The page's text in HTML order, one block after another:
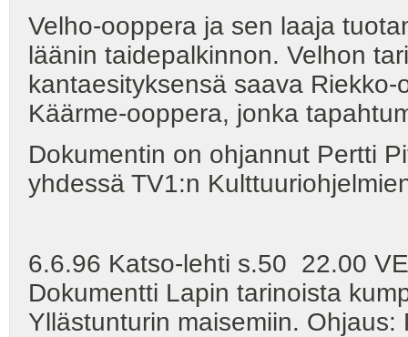
Velho-ooppera ja sen laaja
läänin taidepalkinnon. Velhon
kantaesityksensä saava
Käärme-ooppera, jonka
Dokumentin on ohjannut Pertti
yhdessä TV1:n
6.6.96 Katso-lehti s.50 22.00
Dokumentti Lapin tarinoista
Yllästunturin maisemiin.